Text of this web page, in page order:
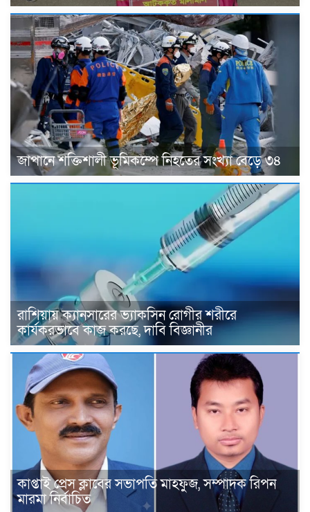
জাপানে শক্তিশালী ভূমিকম্পে নিহতের সংখ্যা বেড়ে ৩৪
রাশিয়ায় ক্যানসারের ভ্যাকসিন রোগীর শরীরে
কার্যকরভাবে কাজ করছে, দাবি বিজ্ঞানীর
কাপ্তাই প্রেস ক্লাবের সভাপতি মাহফুজ, সম্পাদক রিপন
মারমা নির্বাচিত